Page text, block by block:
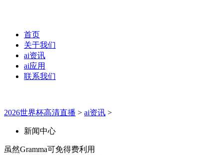
首页
关于我们
ai资讯
ai应用
联系我们
2026世界杯高清直播 > ai资讯 >
新闻中心
虽然Gramma可免得费利用